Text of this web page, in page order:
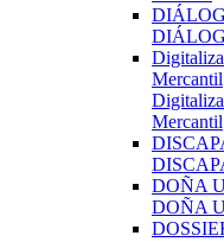
Mercantil
Mercantil
DOÑA
DOÑA